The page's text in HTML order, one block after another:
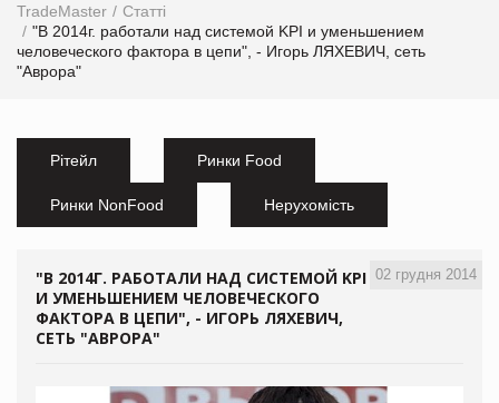
TradeMaster
Статті
"В 2014г. работали над системой KPI и уменьшением
человеческого фактора в цепи", - Игорь ЛЯХЕВИЧ, сеть
"Аврора"
Рітейл Ринки Food
Ринки NonFood Нерухомість
02 грудня 2014
"В 2014Г. РАБОТАЛИ НАД СИСТЕМОЙ KPI
И УМЕНЬШЕНИЕМ ЧЕЛОВЕЧЕСКОГО
ФАКТОРА В ЦЕПИ", - ИГОРЬ ЛЯХЕВИЧ,
СЕТЬ "АВРОРА"